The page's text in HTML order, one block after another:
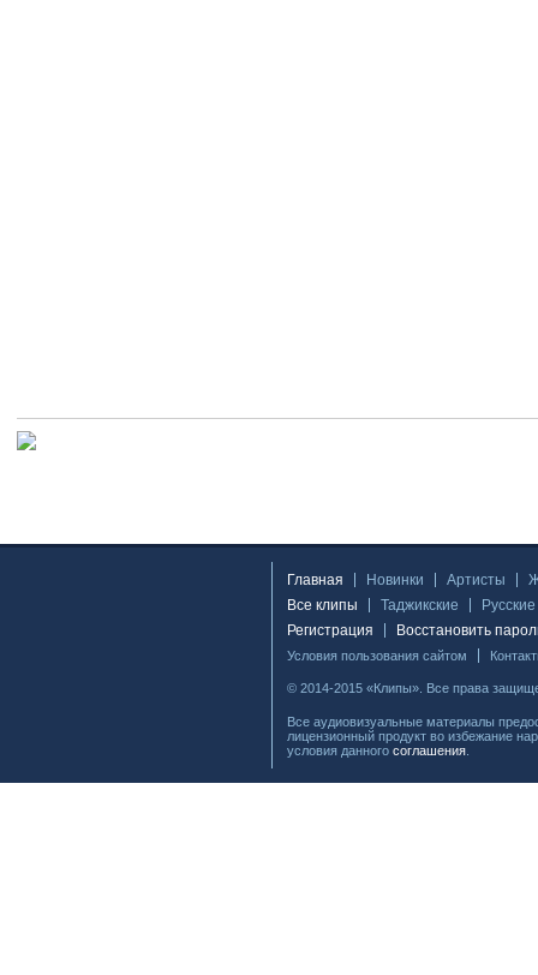
Главная Новинки Артисты
Все клипы
Таджикские
Русские
Регистрация
Восстановить
Условия пользования сайтом
© 2014-2015 «Клипы». Все права
Все аудиовизуальные материалы
лицензионный продукт во избежание
условия данного соглашения